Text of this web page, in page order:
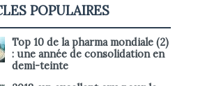
POPULAIRES
Top 10 de la pharma mondiale (2)
: une année de consolidation en
demi-teinte